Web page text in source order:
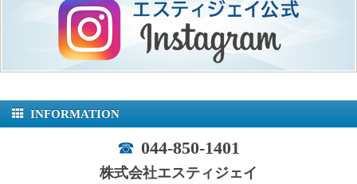
INFORMATION
044-850-1401
株式会社エスティジェイ